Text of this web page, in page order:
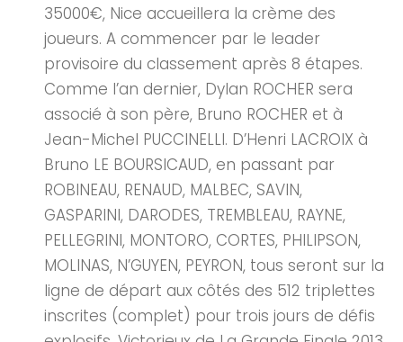
35000€, Nice accueillera la crème des
joueurs. A commencer par le leader
provisoire du classement après 8 étapes.
Comme l’an dernier, Dylan ROCHER sera
associé à son père, Bruno ROCHER et à
Jean-Michel PUCCINELLI. D’Henri LACROIX à
Bruno LE BOURSICAUD, en passant par
ROBINEAU, RENAUD, MALBEC, SAVIN,
GASPARINI, DARODES, TREMBLEAU, RAYNE,
PELLEGRINI, MONTORO, CORTES, PHILIPSON,
MOLINAS, N’GUYEN, PEYRON, tous seront sur la
ligne de départ aux côtés des 512 triplettes
inscrites (complet) pour trois jours de défis